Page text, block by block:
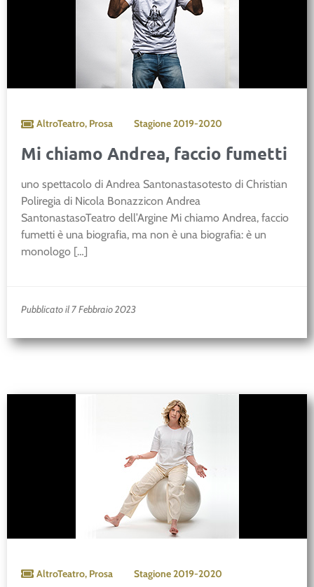
AltroTeatro, Prosa Stagione2019-2020
Mi chiamo Andrea, faccio fumetti
uno spettacolo di Andrea Santonastasotesto di Christian
Poliregia di Nicola Bonazzicon Andrea
SantonastasoTeatro dell’Argine Mi chiamo Andrea, faccio
fumetti è una biografia, ma non è una biografia: è un
monologo […]
Pubblicato il 7 Febbraio 2023
AltroTeatro, Prosa Stagione2019-2020